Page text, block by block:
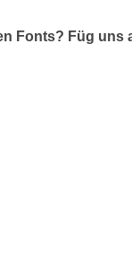
Fonts? Füg uns